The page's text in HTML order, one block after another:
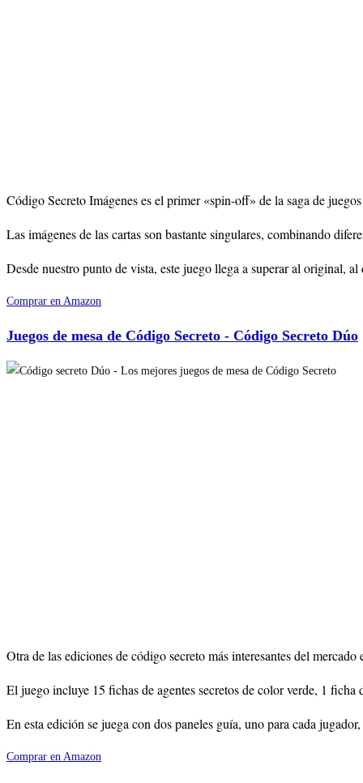
Código Secreto Imágenes es el primer «spin-off» de la saga de
Las imágenes de las cartas son bastante singulares, combinando
Desde nuestro punto de vista, este juego llega a superar al original,
Comprar en Amazon
Juegos de mesa de Código Secreto - Código Secreto Dúo
Otra de las ediciones de código secreto más interesantes del
El juego incluye 15 fichas de agentes secretos de color verde, 1
En esta edición se juega con dos paneles guía, uno para cada
Comprar en Amazon